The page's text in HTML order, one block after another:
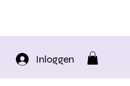
Inloggen